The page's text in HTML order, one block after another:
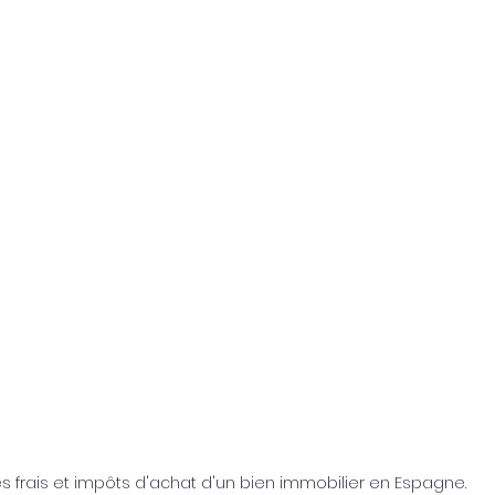
frais et impôts d'achat d'un bien immobilier en Espagne.